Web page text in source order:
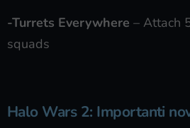
-Turrets Everywhere – Attach
squads
Halo Wars 2: Importanti